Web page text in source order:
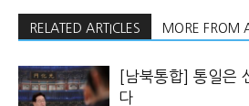
RELATED ARTICLES MORE FROM
[남북통합] 통일은
다